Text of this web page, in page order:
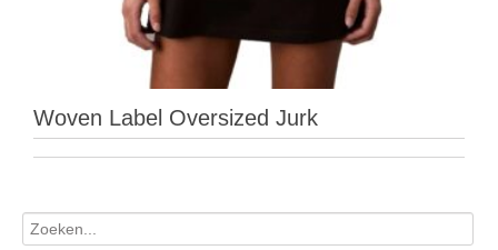
Woven Label Oversized Jurk